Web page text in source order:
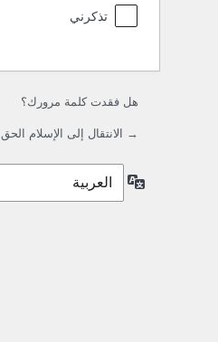
تذكرني
هل فقدت كلمة مرورك؟
→ الانتقال إلى الإسلام الحق
اللغة